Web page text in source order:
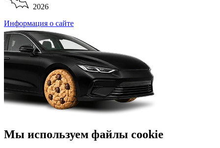
2026
Информация о сайте
Мы используем файлы cookie